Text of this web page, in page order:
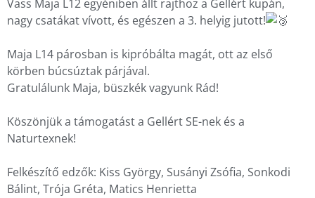
Vass Maja L12 egyéniben állt rajthoz a Gellért kupán,
nagy csatákat vívott, és egészen a 3. helyig jutott!
Maja L14 párosban is kipróbálta magát, ott az első
körben búcsúztak párjával.
Gratulálunk Maja, büszkék vagyunk Rád!
Köszönjük a támogatást a Gellért SE-nek és a
Naturtexnek!
Felkészítő edzők: Kiss György, Susányi Zsófia, Sonkodi
Bálint, Trója Gréta, Matics Henrietta